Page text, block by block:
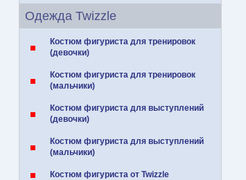
Одежда Twizzle
Костюм фигуриста для тренировок
(девочки)
Костюм фигуриста для тренировок
(мальчики)
Костюм фигуриста для выступлений
(девочки)
Костюм фигуриста для выступлений
(мальчики)
Костюм фигуриста от Twizzle